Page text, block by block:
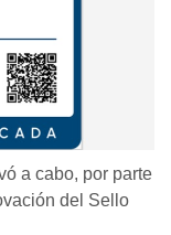
a cabo, por parte
del Sello